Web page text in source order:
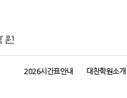
2026시간표안내 대찬학원소개